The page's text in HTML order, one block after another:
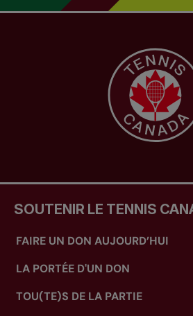
SOUTENIR LE TENNIS
FAIRE UN DON AUJOURD’HUI
LA PORTÉE D'UN DON
TOU(TE)S DE LA PARTIE